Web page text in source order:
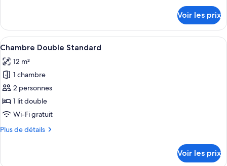
chambre :
Standard
Double
Room
le
type
de
Standard
Double
Room
Voir les prix
Afficher
toutes
les
photos
pour
ce
type
chambre :
Une chambre d’hôtel avec un
22
Chambre Double Standard
12 m²
1 chambre
2 personnes
1 lit double
Wi-Fi gratuit
Plus de détails
Plus
Voir les prix